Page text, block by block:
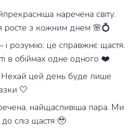
наречена світу.
росте з кожним днем 🌸💍
і розумію: це справжнє щастя.
в обіймах одне одного ❤️
цей день буде лише
🤍
найщасливіша пара. Ми
до сліз щастя 🥹